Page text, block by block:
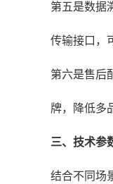
第五是数据
传输接口，
第六是售后
牌，降低多
三、技术参
结合不同场